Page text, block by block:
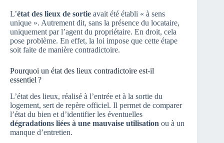
L’état des lieux de sortie avait été établi « à sens
unique ». Autrement dit, sans la présence du locataire,
uniquement par l’agent du propriétaire. En droit, cela
pose problème. En effet, la loi impose que cette étape
soit faite de manière contradictoire.
Pourquoi un état des lieux contradictoire est-il
essentiel ?
L’état des lieux, réalisé à l’entrée et à la sortie du
logement, sert de repère officiel. Il permet de comparer
l’état du bien et d’identifier les éventuelles
dégradations liées à une mauvaise utilisation ou à un
manque d’entretien.